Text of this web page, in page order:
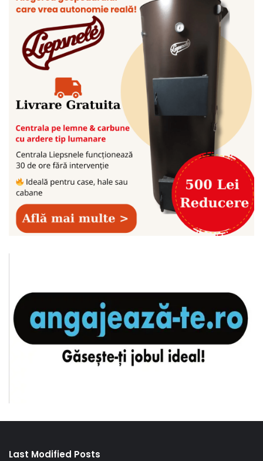
Last Modified Posts